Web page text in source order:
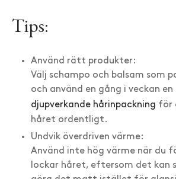
Tips:
Använd rätt produkter:
Välj schampo och balsam som
och använd en gång i veckan en
djupverkande hårinpackning för
håret ordentligt.
Undvik överdriven värme:
Använd inte hög värme när du
lockar håret, eftersom det kan